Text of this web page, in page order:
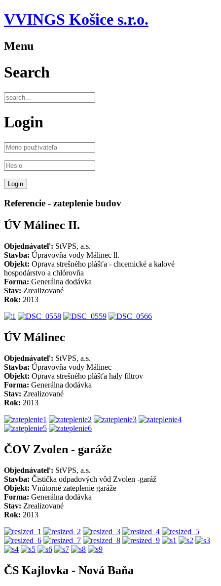
VVINGS Košice s.r.o.
Menu
Search
Login
Referencie - zateplenie budov
ÚV Málinec II.
Objednávateľ: StVPS, a.s.
Stavba: Úpravovňa vody Málinec ll.
Objekt: Oprava strešného plášťa - chcemické a kalové
hospodárstvo a chlórovňa
Forma: Generálna dodávka
Stav: Zrealizované
Rok: 2013
ÚV Málinec
Objednávateľ: StVPS, a.s.
Stavba: Úpravovňa vody Málinec
Objekt: Oprava strešného plášťa haly filtrov
Forma: Generálna dodávka
Stav: Zrealizované
Rok: 2013
ČOV Zvolen - garáže
Objednávateľ: StVPS, a.s.
Stavba: Čistička odpadových vôd Zvolen -garáž
Objekt: Vnútorné zateplenie garáže
Forma: Generálna dodávka
Stav: Zrealizované
Rok: 2013
ČS Kajlovka - Nová Baňa